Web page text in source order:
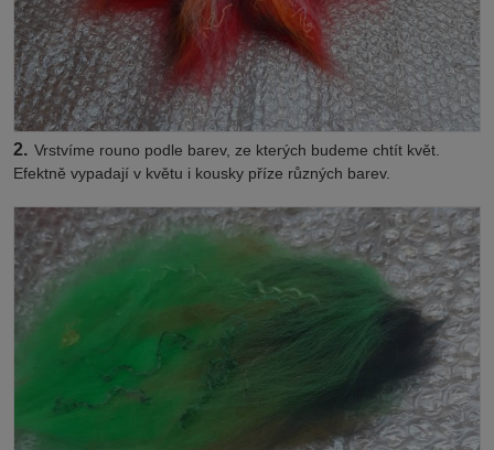
2. Vrstvíme rouno podle barev, ze kterých budeme chtít květ.
Efektně vypadají v květu i kousky příze různých barev.